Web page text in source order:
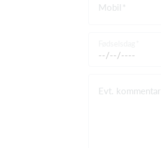
Mobil
Evt. kommentar